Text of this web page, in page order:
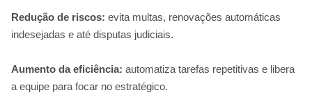
Redução de riscos: evita multas, renovações automáticas
indesejadas e até disputas judiciais.
Aumento da eficiência: automatiza tarefas repetitivas e libera
a equipe para focar no estratégico.